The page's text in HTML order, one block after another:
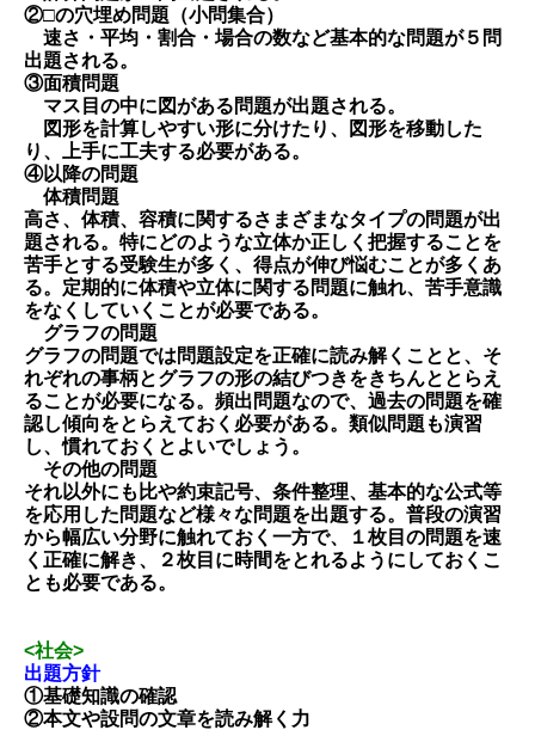
②□の穴埋め問題（小問集合）
速さ・平均・割合・場合の数など基本的な問題が５問
出題される。
③面積問題
マス目の中に図がある問題が出題される。
図形を計算しやすい形に分けたり、図形を移動した
り、上手に工夫する必要がある。
④以降の問題
体積問題
高さ、体積、容積に関するさまざまなタイプの問題が出
題される。特にどのような立体か正しく把握することを
苦手とする受験生が多く、得点が伸び悩むことが多くあ
る。定期的に体積や立体に関する問題に触れ、苦手意識
をなくしていくこ とが必要である。
グラフの問題
グラフの問題では問題設定を正確に読み解くことと、そ
れぞれの事柄とグラフの形の結びつきをきちんととらえ
るこ とが必要になる。頻出問題なので、過去の問題を確
認し傾向をとらえておく必要がある。類似問題も演習
し、慣れておくとよ いでしょう。
その他の問題
それ以外にも比や約束記号、条件整理、基本的な公式等
を応用した問題など様々な問題を出題する。普段の演習
から幅広い分野に触れておく一方で、１枚目の問題を速
く正確に解き、２枚目に時間をとれるようにしておくこ
とも必要である。
<社会>
出題方針
①基礎知識の確認
②本文や設問の文章を読み解く力